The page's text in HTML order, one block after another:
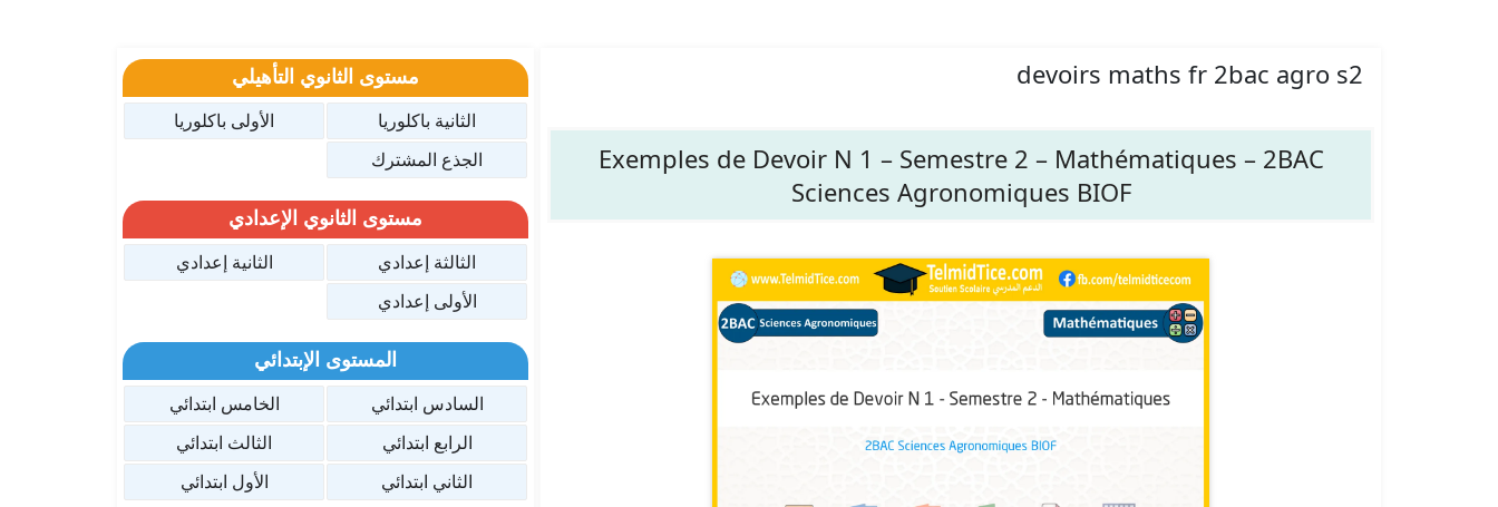
devoirs maths fr 2bac agro s2
Exemples de Devoir N 1 – Semestre 2 – Mathématiques – 2BAC
Sciences Agronomiques BIOF
مستوى الثانوي التأهيلي
الثانية باكلوريا
الأولى باكلوريا
الجذع المشترك
مستوى الثانوي الإعدادي
الثالثة إعدادي
الثانية إعدادي
الأولى إعدادي
المستوى الإبتدائي
السادس ابتدائي
الخامس ابتدائي
الرابع ابتدائي
الثالث ابتدائي
الثاني ابتدائي
الأول ابتدائي